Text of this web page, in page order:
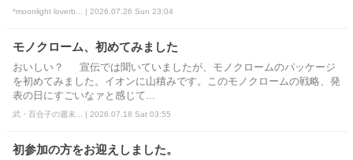
*moonlight loverb... | 2026.07.26 Sun 23:04
モノクローム、初めてみました
おいしい？ 宣伝では聞いていましたが、モノクロームのパッケージ
を初めてみました。イオンに山積みです。このモノクロームの戦略、発
表の日にすごいなァと感じて...
武・百合子の週末... | 2026.07.18 Sat 03:55
初参加の方をお迎えしました。